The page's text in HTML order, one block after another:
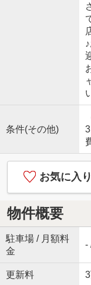
条件(その他)
お気に入
物件概要
駐車場 / 月額料
金
-
更新料